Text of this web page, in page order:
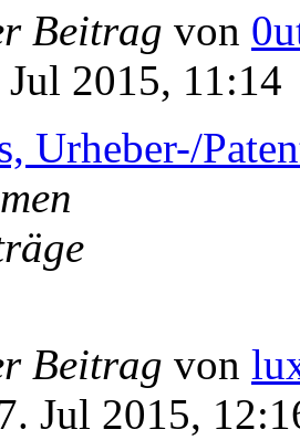
Beitrag von
2015, 11:14
Urheber-/
Beitrag von
Jul 2015,